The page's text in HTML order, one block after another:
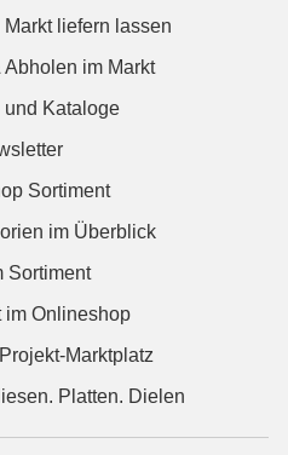
liefern lassen
Abholen im Markt
und Kataloge
Sortiment
im Überblick
Sortiment
im Onlineshop
Marktplatz
Platten. Dielen